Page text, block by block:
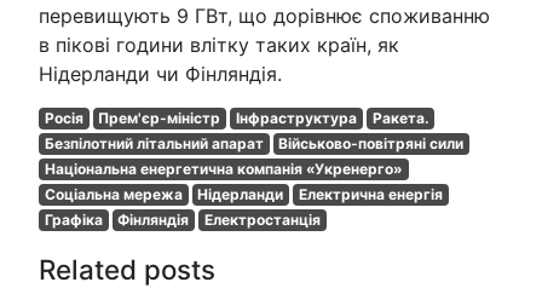
перевищують 9 ГВт, що дорівнює споживанню
в пікові години влітку таких країн, як
Нідерланди чи Фінляндія.
Росія Прем'єр-міністр Інфраструктура
Ракета.
Безпілотний літальний апарат
Військово-повітряні сили
Національна енергетична компанія «Укренерго»
Соціальна мережа
Нідерланди
Електрична енергія
Графіка
Фінляндія Електростанція
Related posts